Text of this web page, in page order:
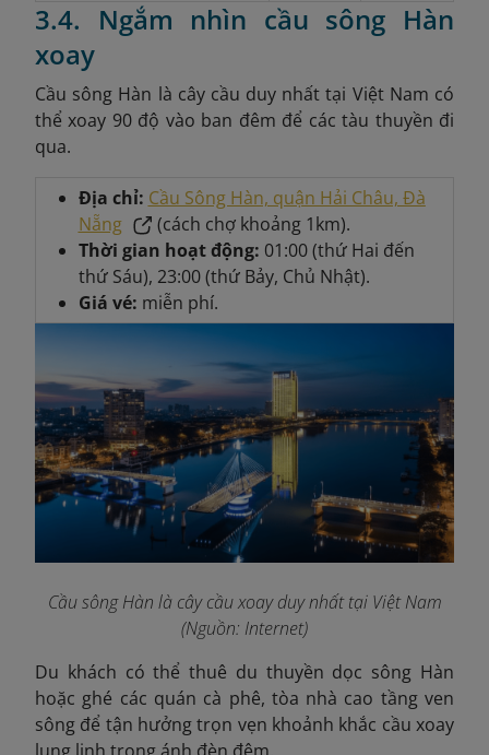
3.4. Ngắm nhìn cầu sông Hàn
xoay
Cầu sông Hàn là cây cầu duy nhất tại Việt Nam có
thể xoay 90 độ vào ban đêm để các tàu thuyền đi
qua.
Địa chỉ: Cầu Sông Hàn, quận Hải Châu, Đà
Nẵng
(cách chợ khoảng 1km).
Thời gian hoạt động: 01:00 (thứ Hai đến
thứ Sáu), 23:00 (thứ Bảy, Chủ Nhật).
Giá vé: miễn phí.
Cầu sông Hàn là cây cầu xoay duy nhất tại Việt Nam
(Nguồn: Internet)
Du khách có thể thuê du thuyền dọc sông Hàn
hoặc ghé các quán cà phê, tòa nhà cao tầng ven
sông để tận hưởng trọn vẹn khoảnh khắc cầu xoay